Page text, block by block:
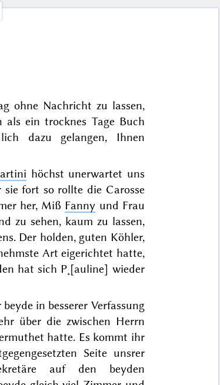
ohne Nachricht zu lassen,
als ein trocknes Tage Buch
dazu gelangen, Ihnen
höchst unerwartet uns
sie fort so rollte die Carosse
her, Miß Fanny und Frau
zu sehen, kaum zu lassen,
Der holden, guten Köhler,
Art eigerichtet hatte,
hat sich P˖[auline] wieder
in besserer Verfassung
über die zwischen Herrn
hatte. Es kommt ihr
Seite unsrer
auf den beyden